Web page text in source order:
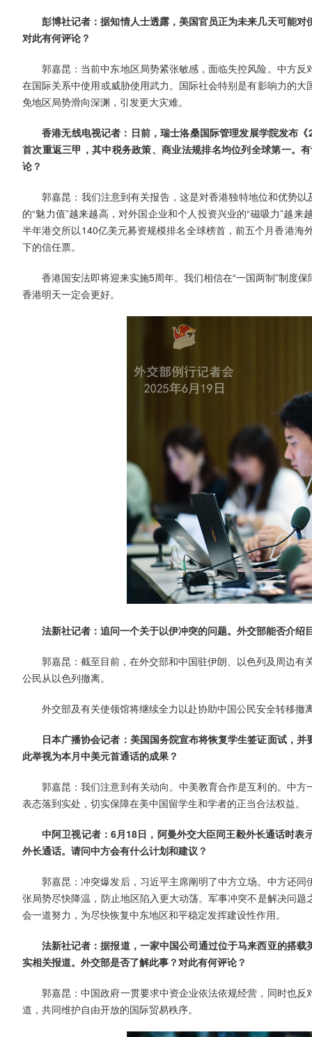
彭博社记者：据知情人士透露，美国官员正为未来几天可能
对此有何评论？
郭嘉昆：当前中东地区局势紧张敏感，面临失控风险。中方
在国际关系中使用或威胁使用武力。国际社会特别是有影响力的
免地区局势滑向深渊，引发更大灾难。
香港无线电视记者：日前，瑞士洛桑国际管理发展学院发布
首次重返三甲，其中税务政策、商业法规排名均位列全球第一。
论？
郭嘉昆：我们注意到有关报告，这是对香港独特地位和优势
的“魅力值”越来越高，对外国企业和个人投资兴业的“磁吸力”越
半年港交所以140亿美元募资规模排名全球榜首，前五个月香港
下的信任票。
香港国安法即将迎来实施5周年。我们相信在“一国两制”制度
香港明天一定会更好。
法新社记者：追问一个关于以伊冲突的问题。外交部能否介
郭嘉昆：截至目前，在外交部和中国驻伊朗、以色列及周边
公民从以色列撤离。
外交部及有关使领馆将继续全力以赴协助中国公民安全转移撤
日本广播协会记者：美国国务院宣布将恢复学生签证面试，
此举视为本月中美元首通话的成果？
郭嘉昆：我们注意到有关动向。中美教育合作是互利的。中
表态落到实处，切实保障在美中国留学生和学者的正当合法权益。
中阿卫视记者：6月18日，阿曼外交大臣同王毅外长通话时
外长通话。请问中方会有什么计划和建议？
郭嘉昆：冲突爆发后，习近平主席阐明了中方立场。中方还
张局势尽快降温，防止地区陷入更大动荡。军事冲突不是解决问
会一道努力，为尽快恢复中东地区和平稳定发挥建设性作用。
法新社记者：据报道，一家中国公司通过位于马来西亚的搭
实相关报道。外交部是否了解此事？对此有何评论？
郭嘉昆：中国政府一贯要求中资企业依法依规经营，同时也
道，共同维护自由开放的国际贸易秩序。